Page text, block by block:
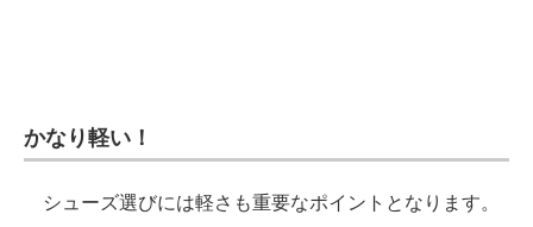
かなり軽い！
シューズ選びには軽さも重要なポイントとなります。